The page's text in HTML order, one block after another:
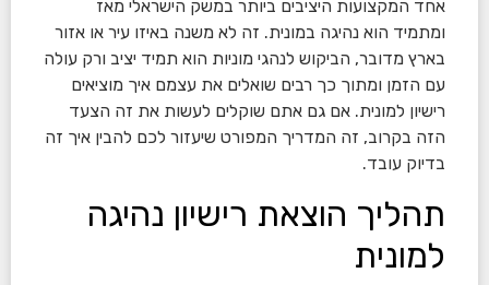
אחד המקצועות היציבים ביותר במשק הישראלי מאז
ומתמיד הוא נהיגה במונית. זה לא משנה באיזו עיר או אזור
בארץ מדובר, הביקוש לנהגי מוניות הוא תמיד יציב ורק עולה
עם הזמן ומתוך כך רבים שואלים את עצמם איך מוציאים
רישיון למונית. אם גם אתם שוקלים לעשות את זה הצעד
הזה בקרוב, זה המדריך המפורט שיעזור לכם להבין איך זה
בדיוק עובד.
תהליך הוצאת רישיון נהיגה
למונית